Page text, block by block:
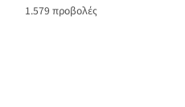
1.579 προβολές